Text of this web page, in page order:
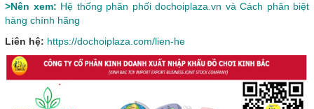
>Nên xem: Hệ thống phân phối dochoiplaza.vn và Cách phân biệt
hàng chính hãng
Liên hệ: https://dochoiplaza.com/lien-he